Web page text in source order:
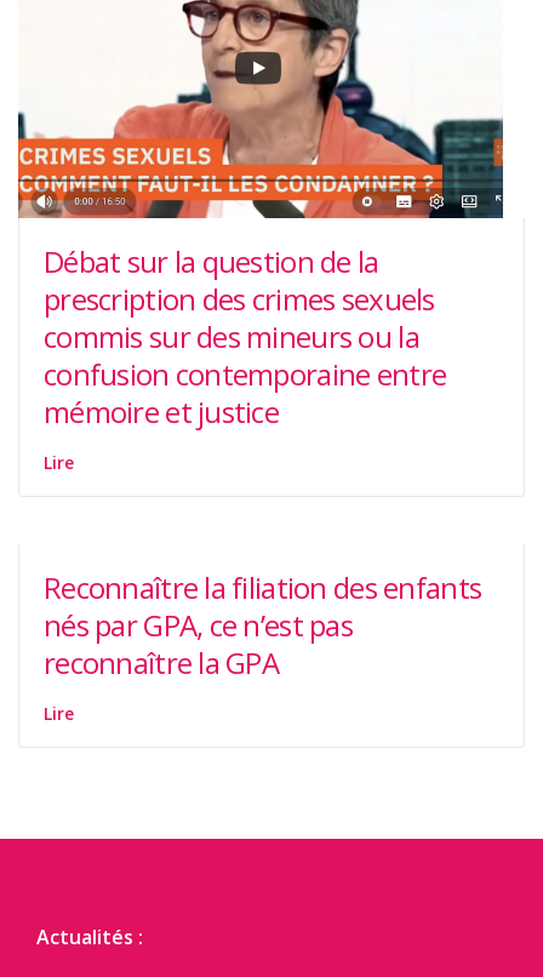
Débat sur la question de la
prescription des crimes sexuels
commis sur des mineurs ou la
confusion contemporaine entre
mémoire et justice
Lire
Reconnaître la filiation des enfants
nés par GPA, ce n’est pas
reconnaître la GPA
Lire
Actualités :